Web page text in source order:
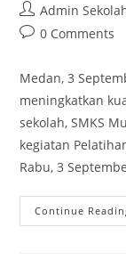
Post
author:
Admin
Post0 Comments
Medan, 3
meningkatkan
sekolah, SMKS
kegiatan
Rabu, 3
Continue